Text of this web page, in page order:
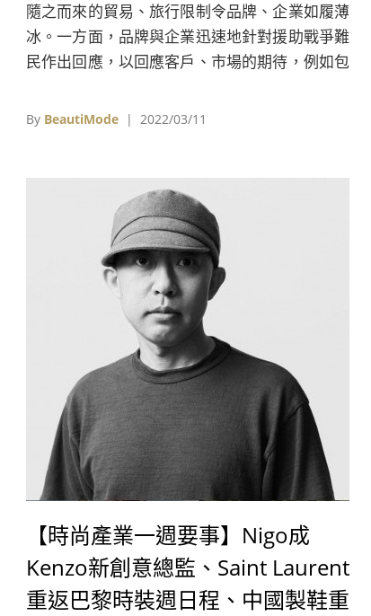
隨之而來的貿易、旅行限制令品牌、企業如履薄
冰。一方面，品牌與企業迅速地針對援助戰爭難
民作出回應，以回應客戶、市場的期待，例如包
LVMH等時尚集團，也分吸對聯合國難民組織
By BeautiMode | 2022/03/11
【時尚產業一週要事】Nigo成
Kenzo新創意總監、Saint Laurent
重返巴黎時裝週日程、中國製鞋重